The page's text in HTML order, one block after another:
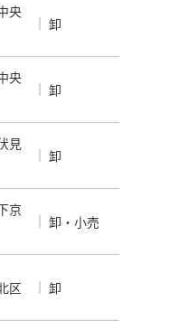
央
卸
央
卸
見
卸
京
卸・小売
区 卸